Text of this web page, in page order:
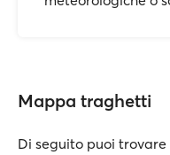
Mappa traghetti
Di seguito puoi